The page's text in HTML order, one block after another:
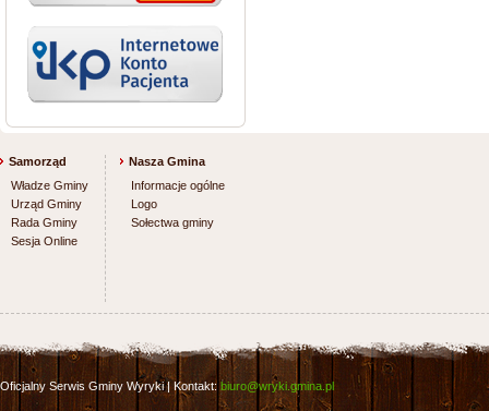
Samorząd
Władze Gminy
Urząd Gminy
Rada Gminy
Sesja Online
Nasza Gmina
Informacje ogólne
Logo
Sołectwa gminy
Oficjalny Serwis Gminy Wyryki | Kontakt: biuro@wryki.gmina.pl